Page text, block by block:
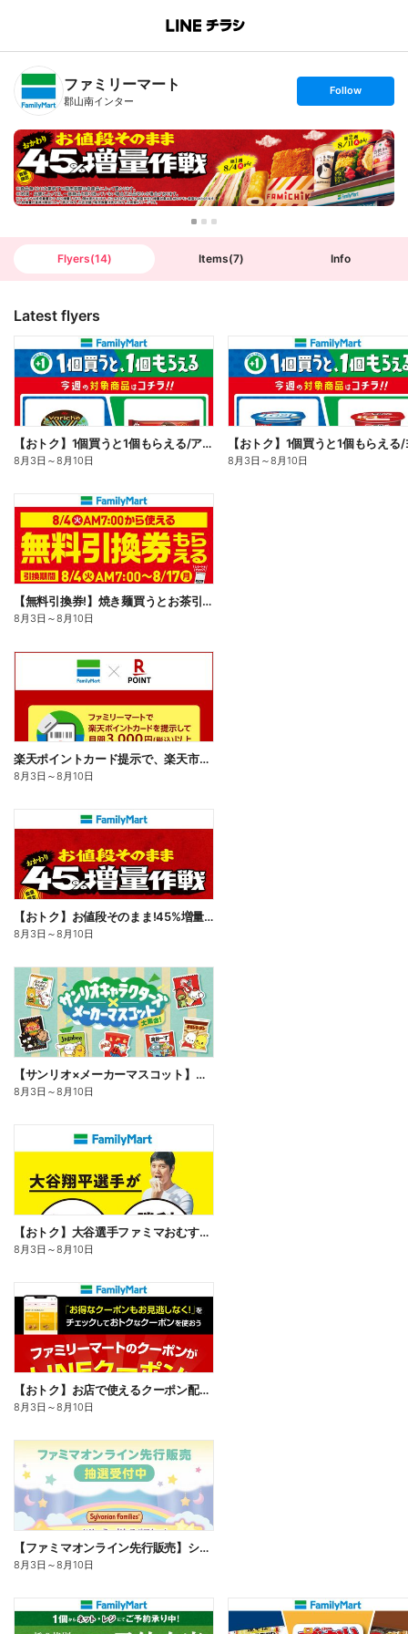
B
n
T
ファミリーマート
郡山南インター
s
t
o
l
l
o
w
Follow
Flyers(14) Items(7) Info
Latest flyers
【おトク】1個買うと1個もらえる/アイス
8月3日 ～8月10日 8月3日 ～8月10日
【無料引換券!】焼き麺買うとお茶引換券貰える!
8月3日 ～8月10日
楽天ポイントカード提示で、楽天市場でのお買い物がおトクに!
8月3日 ～8月10日
【おトク】お値段そのまま!45%増量作戦!
8月3日 ～8月10日
【サンリオ×メーカーマスコット】オリジナルグッズ貰える!
8月3日 ～8月10日
【おトク】大谷選手ファミマおむすび割
8月3日 ～8月10日
【おトク】お店で使えるクーポン配信中
8月3日 ～8月10日
【ファミマオンライン先行販売】シルバニアファミリー
8月3日 ～8月10日